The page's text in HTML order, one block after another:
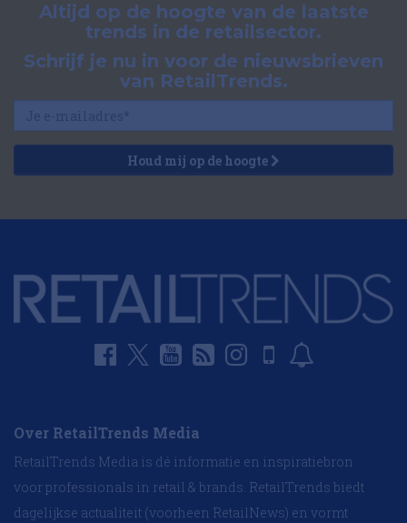
Altijd op de hoogte van de laatste
trends in de retailsector.
Schrijf je nu in voor de nieuwsbrieven
van RetailTrends.
Houd mij op de hoogte
Over RetailTrends Media
RetailTrends Media is dé informatie en inspiratiebron
voor professionals in retail & brands. RetailTrends biedt
dagelijkse actualiteit (voorheen RetailNews) en vormt